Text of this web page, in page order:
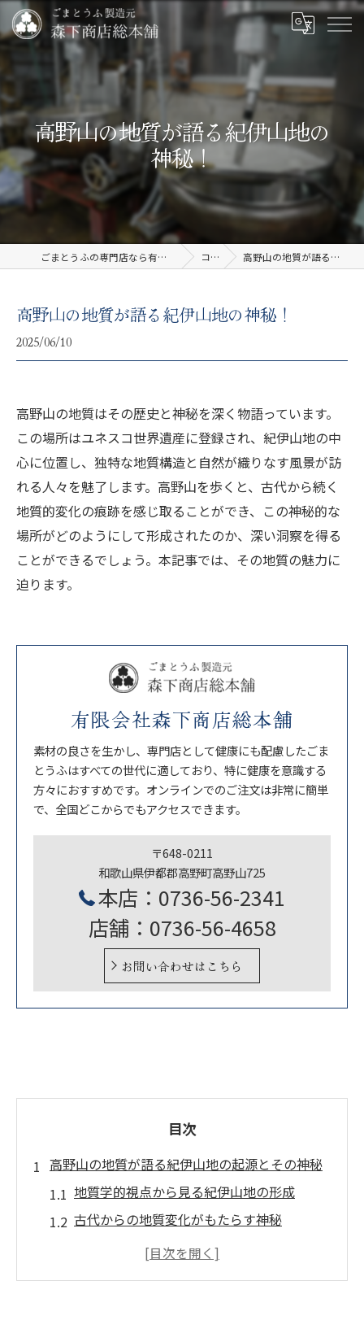
高野山の地質が語る紀伊山地の
神秘！
ごまとうふの専門店なら有限会社森下商店総本舗 コラム 高野山の地質が語る紀伊山地の神秘！
高野山の地質が語る紀伊山地の神秘！
2025/06/10
高野山の地質はその歴史と神秘を深く物語っています。
この場所はユネスコ世界遺産に登録され、紀伊山地の中
心に位置し、独特な地質構造と自然が織りなす風景が訪
れる人々を魅了します。高野山を歩くと、古代から続く
地質的変化の痕跡を感じ取ることができ、この神秘的な
場所がどのようにして形成されたのか、深い洞察を得る
ことができるでしょう。本記事では、その地質の魅力に
迫ります。
有限会社森下商店総本舗
素材の良さを生かし、専門店として健康にも配慮したごま
とうふはすべての世代に適しており、特に健康を意識する
方々におすすめです。オンラインでのご注文は非常に簡単
で、全国どこからでもアクセスできます。
〒648-0211
和歌山県伊都郡高野町高野山725
本店：0736-56-2341
店舗：0736-56-4658
お問い合わせはこちら
目次
高野山の地質が語る紀伊山地の起源とその神秘
地質学的視点から見る紀伊山地の形成
古代からの地質変化がもたらす神秘
高野山の地質と宗教的意義の関係